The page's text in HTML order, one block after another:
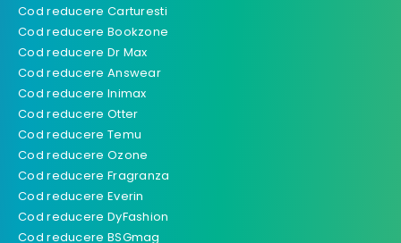
Cod reducere Carturesti
Cod reducere Bookzone
Cod reducere Dr Max
Cod reducere Answear
Cod reducere Inimax
Cod reducere Otter
Cod reducere Temu
Cod reducere Ozone
Cod reducere Fragranza
Cod reducere Everin
Cod reducere DyFashion
Cod reducere BSGmag